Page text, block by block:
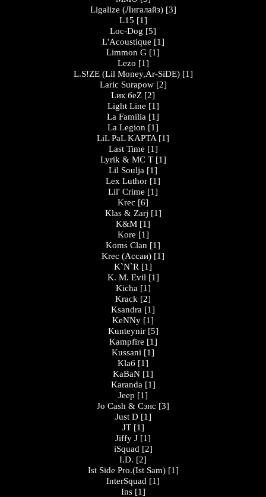
Ligalize (Лигалайз) [3]
L15 [1]
Loc-Dog [5]
L'Acoustique [1]
Limmon G [1]
Lezo [1]
L.S!ZE (Lil Money,Ar-SiDE) [1]
Laric Surapow [2]
Lик беZ [2]
Light Line [1]
La Familia [1]
La Legion [1]
LiL PaL KAPTA [1]
Last Time [1]
Lyrik & MC T [1]
Lil Soulja [1]
Lex Luthor [1]
Lil' Crime [1]
Krec [6]
Klas & Zarj [1]
K&M [1]
Kore [1]
Koms Clan [1]
Krec (Ассаи) [1]
K`N`R [1]
K. M. Evil [1]
Kicha [1]
Krack [2]
Ksandra [1]
KeNNy [1]
Kunteynir [5]
Kampfire [1]
Kussani [1]
Klaб [1]
KaBaN [1]
Karanda [1]
Jeep [1]
Jo Cash & Сэнс [3]
Just D [1]
JT [1]
Jiffy J [1]
iSquad [2]
I.D. [2]
Ist Side Pro.(Ist Sam) [1]
InterSquad [1]
Ins [1]